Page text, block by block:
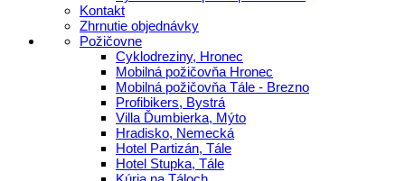
Kontakt
Zhrnutie objednávky
Požičovne
Cyklodreziny, Hronec
Mobilná požičovňa Hronec
Mobilná požičovňa Tále - Brezno
Profibikers, Bystrá
Villa Ďumbierka, Mýto
Hradisko, Nemecká
Hotel Partizán, Tále
Hotel Stupka, Tále